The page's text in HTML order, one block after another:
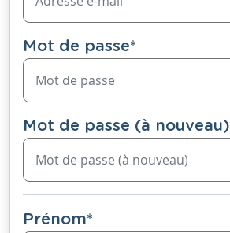
Mot de passe*
Mot de passe (à nouveau)
Prénom*